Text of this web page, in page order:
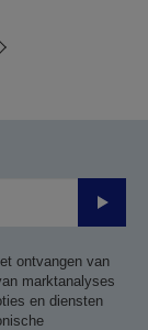
ontvangen van
marktanalyses
en diensten